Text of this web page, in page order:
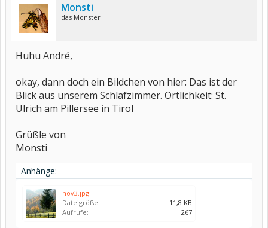
Monsti
das Monster
Huhu André,
okay, dann doch ein Bildchen von hier: Das ist der
Blick aus unserem Schlafzimmer. Örtlichkeit: St.
Ulrich am Pillersee in Tirol
Grüßle von
Monsti
Anhänge:
nov3.jpg
Dateigröße:
11,8 KB
Aufrufe:
267